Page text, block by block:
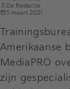
De Redactie
5 maart 2021
Amerikaanse
MediaPRO
zijn